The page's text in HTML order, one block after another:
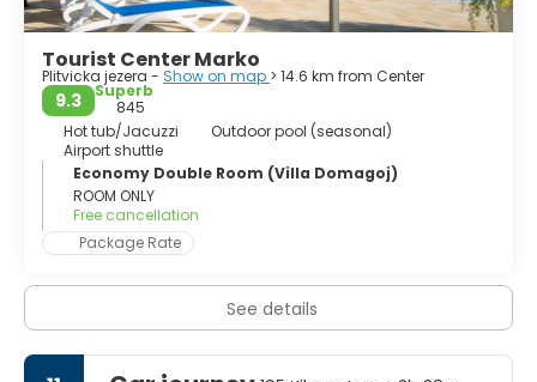
Tourist Center Marko
Plitvicka jezera - Show on map > 14.6 km from Center
9.3
Superb
845
Hot tub/Jacuzzi
Outdoor pool (seasonal)
Airport shuttle
Economy Double Room (Villa Domagoj)
ROOM ONLY
Free cancellation
Package Rate
See details